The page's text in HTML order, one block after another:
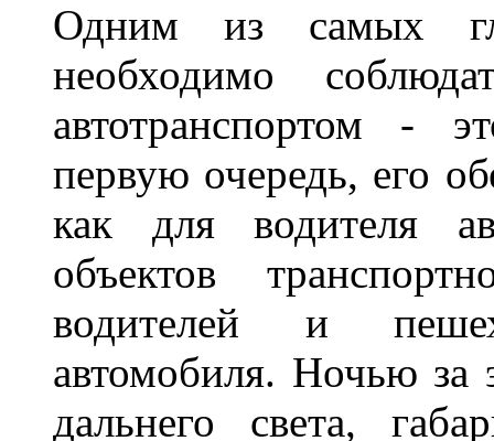
Одним из самых
необходимо
автотранспортом -
первую очередь, его
как для водителя
объектов
водителей и
автомобиля. Ночью за
дальнего света,